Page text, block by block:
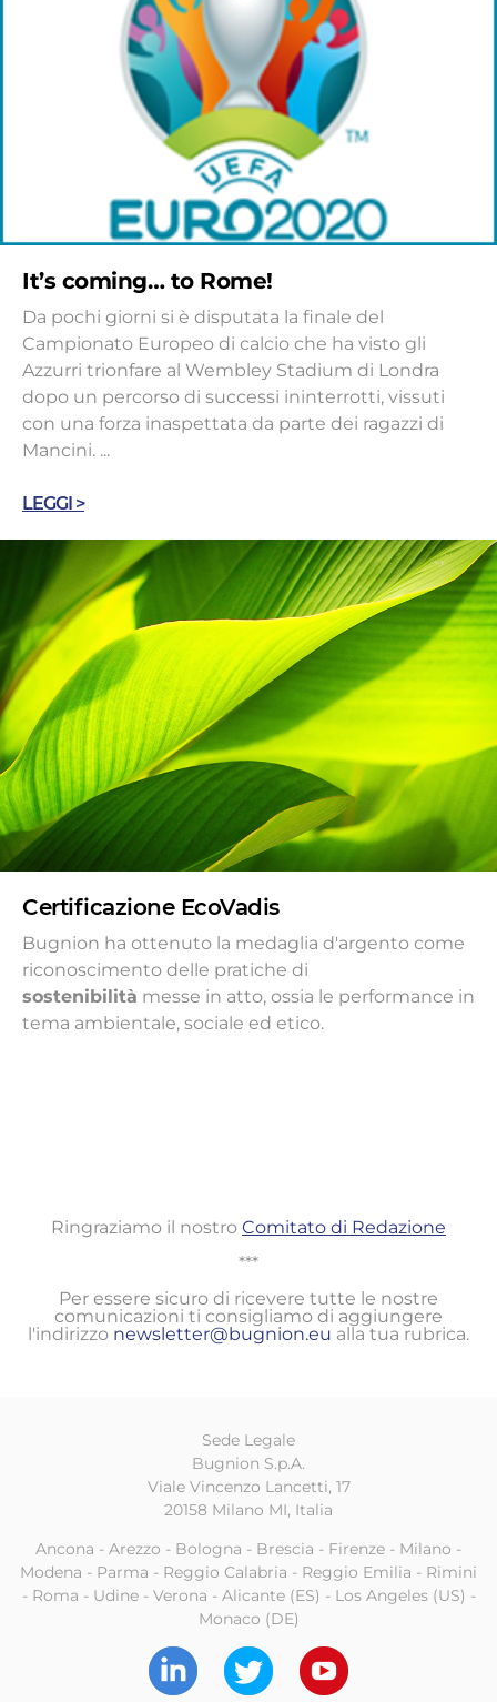
It’s coming… to Rome!
Da pochi giorni si è disputata la finale del
Campionato Europeo di calcio che ha visto gli
Azzurri trionfare al Wembley Stadium di Londra
dopo un percorso di successi ininterrotti, vissuti
con una forza inaspettata da parte dei ragazzi di
Mancini. ...
LEGGI >
Certificazione EcoVadis
Bugnion ha ottenuto la medaglia d'argento come
riconoscimento delle pratiche di
sostenibilità messe in atto, ossia le performance in
tema ambientale, sociale ed etico.
Ringraziamo il nostro Comitato di Redazione
***
Per essere sicuro di ricevere tutte le nostre
comunicazioni ti consigliamo di aggiungere
l'indirizzo newsletter@bugnion.eu alla tua rubrica.
Sede Legale
Bugnion S.p.A.
Viale Vincenzo Lancetti, 17
20158 Milano MI, Italia
Ancona - Arezzo - Bologna - Brescia - Firenze - Milano -
Modena - Parma - Reggio Calabria - Reggio Emilia - Rimini
- Roma - Udine - Verona - Alicante (ES) - Los Angeles (US) -
Monaco (DE)